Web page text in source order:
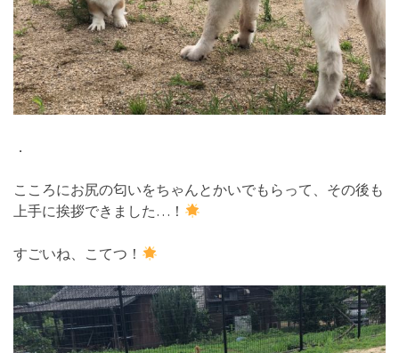
．
こころにお尻の匂いをちゃんとかいでもらって、その後も
上手に挨拶できました…！
すごいね、こてつ！